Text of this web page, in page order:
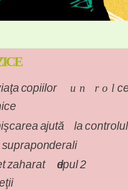
copiilor un rol
ajută lacontrolul
supraponderali
zaharat deipul2